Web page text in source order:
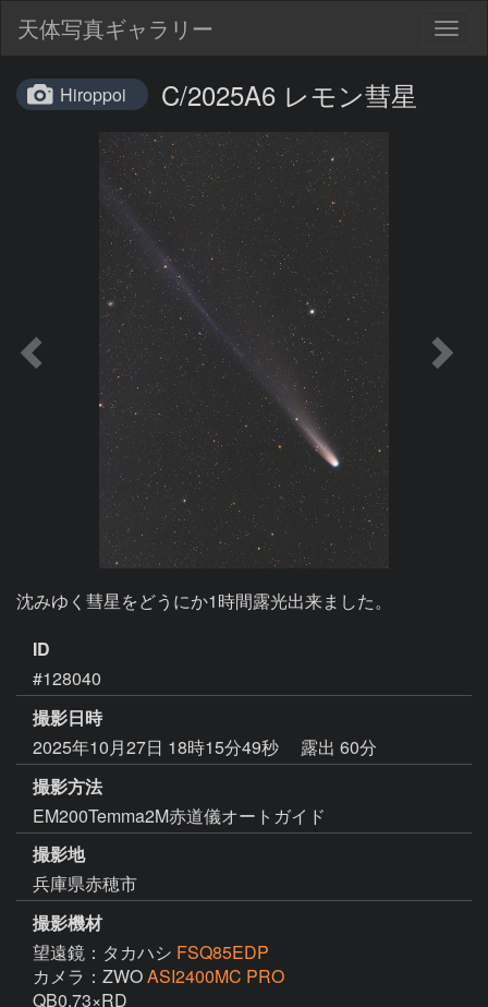
天体写真ギャラリー
Hiroppoi C/2025A6 レモン彗星
沈みゆく彗星をどうにか1時間露光出来ました。
ID
#128040
撮影日時
2025年10月27日 18時15分49秒
露出 60分
撮影方法
EM200Temma2M赤道儀オートガイド
撮影地
兵庫県赤穂市
撮影機材
望遠鏡：タカハシ FSQ85EDP
カメラ：ZWOASI2400MC PRO
QB0.73×RD